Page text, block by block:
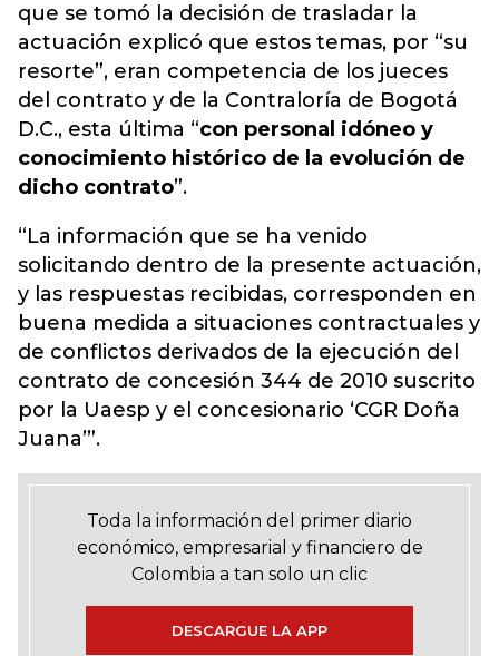
que se tomó la decisión de trasladar la
actuación explicó que estos temas, por “su
resorte”, eran competencia de los jueces
del contrato y de la Contraloría de Bogotá
D.C., esta última “con personal idóneo y
conocimiento histórico de la evolución de
dicho contrato”.
“La información que se ha venido
solicitando dentro de la presente actuación,
y las respuestas recibidas, corresponden en
buena medida a situaciones contractuales y
de conflictos derivados de la ejecución del
contrato de concesión 344 de 2010 suscrito
por la Uaesp y el concesionario ‘CGR Doña
Juana’”.
Toda la información del primer diario
económico, empresarial y financiero de
Colombia a tan solo un clic
DESCARGUE LA APP